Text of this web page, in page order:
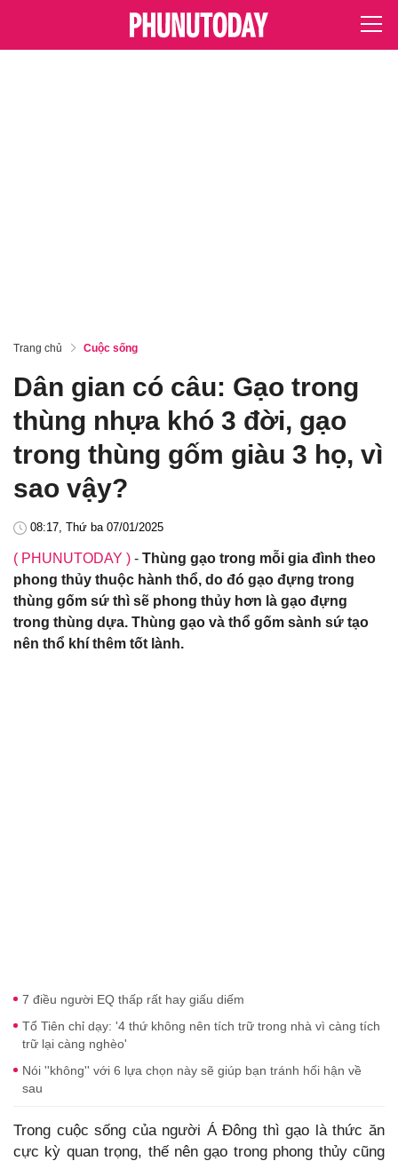
Trang chủ Cuộc sống
Dân gian có câu: Gạo trong
thùng nhựa khó 3 đời, gạo
trong thùng gốm giàu 3 họ, vì
sao vậy?
08:17, Thứ ba 07/01/2025
( PHUNUTODAY ) - Thùng gạo trong mỗi gia đình theo
phong thủy thuộc hành thổ, do đó gạo đựng trong
thùng gốm sứ thì sẽ phong thủy hơn là gạo đựng
trong thùng dựa. Thùng gạo và thổ gốm sành sứ tạo
nên thổ khí thêm tốt lành.
7 điều người EQ thấp rất hay giấu diếm
Tổ Tiên chỉ dạy: '4 thứ không nên tích trữ trong nhà vì càng tích
trữ lại càng nghèo'
Nói ''không'' với 6 lựa chọn này sẽ giúp bạn tránh hối hận về
sau
Trong cuộc sống của người Á Đông thì gạo là thức ăn
cực kỳ quan trọng, thế nên gạo trong phong thủy cũng